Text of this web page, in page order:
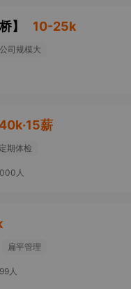
】 10-25k
公司规模大
薪
定期体检
人
扁平管理
人